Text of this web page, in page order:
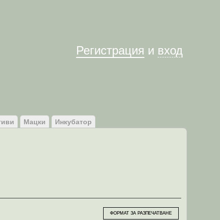
Регистрация и вход
Мацки Инкубатор
ФОРМАТ ЗА РАЗПЕЧАТВАНЕ